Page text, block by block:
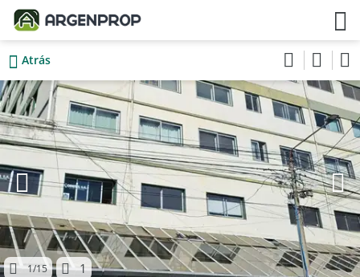
Atrás
1/15 1